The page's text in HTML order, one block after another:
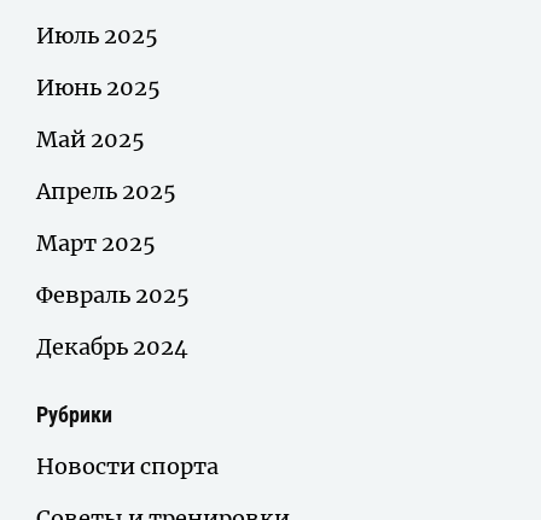
Июль 2025
Июнь 2025
Май 2025
Апрель 2025
Март 2025
Февраль 2025
Декабрь 2024
Рубрики
Новости спорта